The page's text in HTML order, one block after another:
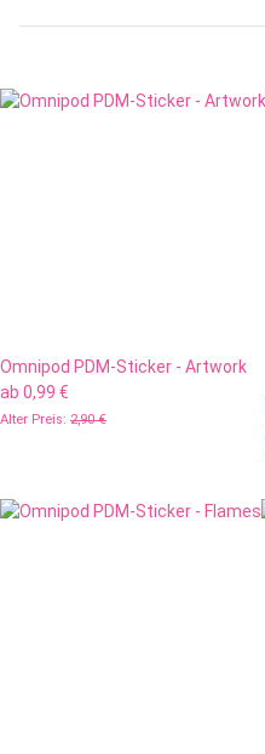
Omnipod PDM-Sticker - Artwork
ab 0,99 €
Alter Preis: 2,90 €